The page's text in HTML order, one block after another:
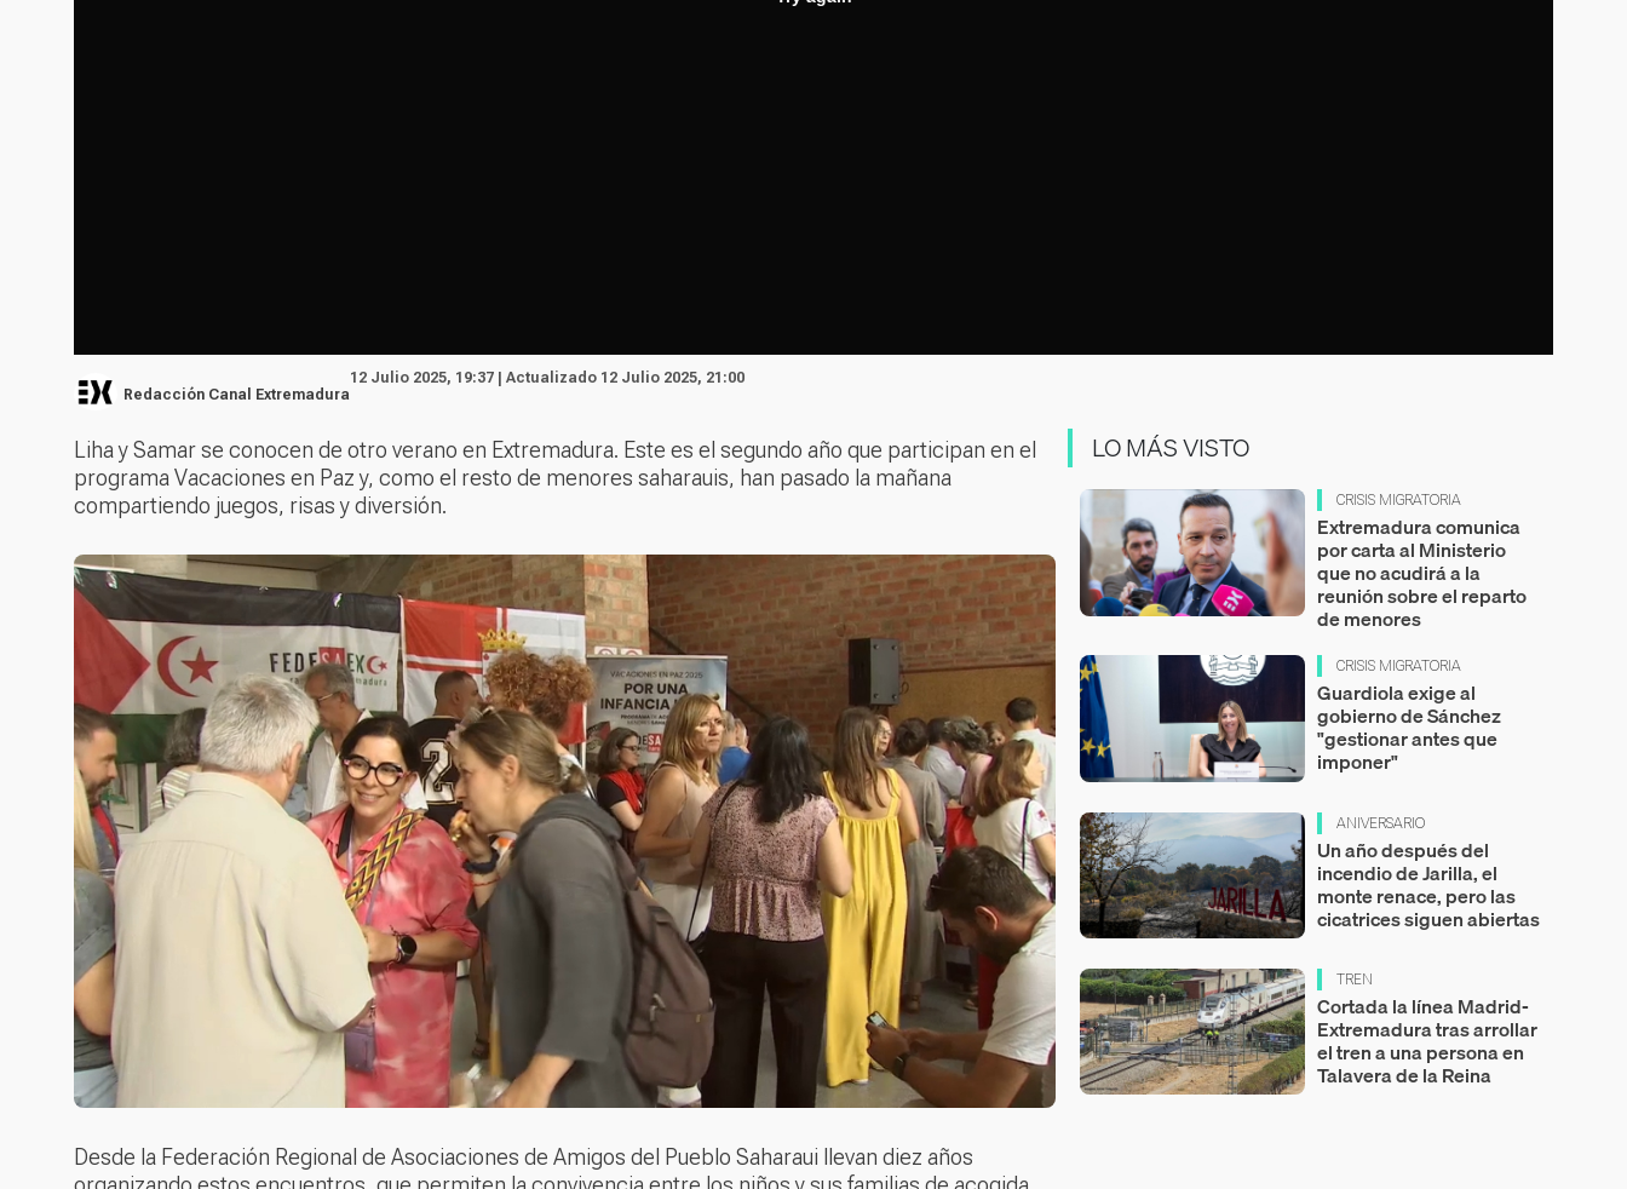
Redacción Canal Extremadura
12 Julio 2025, 19:37 | Actualizado 12 Julio 2025, 21:00
Liha y Samar se conocen de otro verano en Extremadura. Este es el segundo año que participan en el
programa Vacaciones en Paz y, como el resto de menores saharauis, han pasado la mañana
compartiendo juegos, risas y diversión.
Desde la Federación Regional de Asociaciones de Amigos del Pueblo Saharaui llevan diez años
LO MÁS VISTO
CRISIS MIGRATORIA
Extremadura comunica
por carta al Ministerio
que no acudirá a la
reunión sobre el reparto
de menores
CRISIS MIGRATORIA
Guardiola exige al
gobierno de Sánchez
"gestionar antes que
imponer"
ANIVERSARIO
Un año después del
incendio de Jarilla, el
monte renace, pero las
cicatrices siguen abiertas
TREN
Cortada la línea Madrid-
Extremadura tras arrollar
el tren a una persona en
Talavera de la Reina